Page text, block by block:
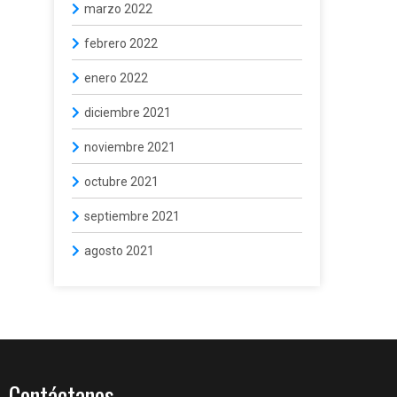
marzo 2022
febrero 2022
enero 2022
diciembre 2021
noviembre 2021
octubre 2021
septiembre 2021
agosto 2021